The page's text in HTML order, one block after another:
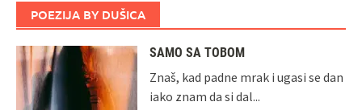
POEZIJA BY DUŠICA
SAMO SA TOBOM
Znaš, kad padne mrak i ugasi se dan
iako znam da si dal...